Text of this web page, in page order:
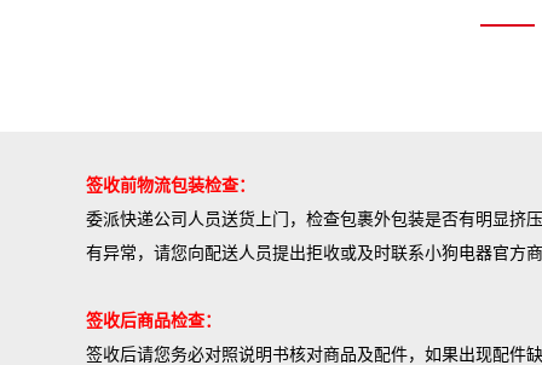
签收前物流包装检查：
委派快递公司人员送货上门，检查包裹外包装是否有明显挤
有异常，请您向配送人员提出拒收或及时联系小狗电器官方
签收后商品检查：
签收后请您务必对照说明书核对商品及配件，如果出现配件